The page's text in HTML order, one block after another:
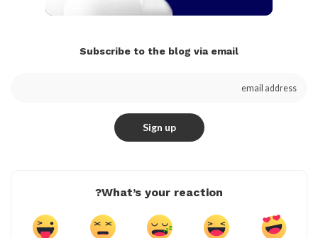
Subscribe to the blog via email
What’s your reaction?